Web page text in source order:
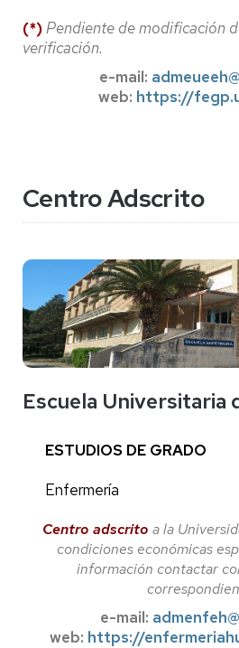
(*) Pendiente de modificación
verificación.
e-mail:
web: https://
Centro Adscrito
Escuela Universitaria
ESTUDIOS DE GRADO
Centro adscrito a la
condiciones económicas
información contactar
e-mail:
web: https://